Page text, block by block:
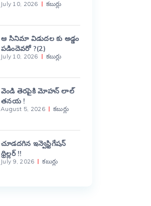
July 10, 2026 కబుర్లు
ఆ సినిమా విడుదల కు అడ్డం
పడిందెవరో ?(2)
July 10, 2026 కబుర్లు
వెండి తెరపైకి మోహన్ లాల్
తనయ !
August 5, 2026 కబుర్లు
చూడదగిన ఇన్వెస్టిగేషన్
థ్రిల్లర్ !!
July 9, 2026 కబుర్లు